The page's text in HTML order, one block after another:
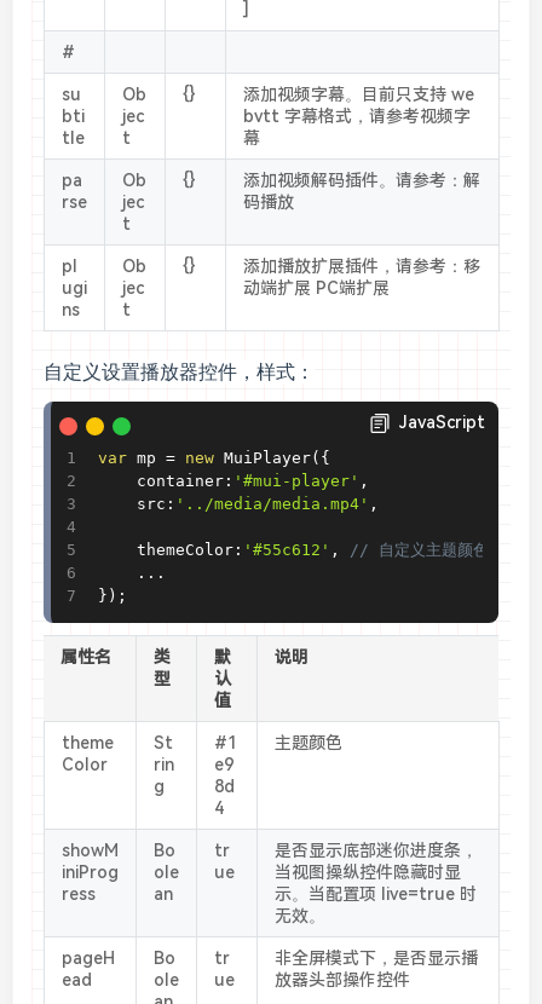
#
su
bti
tle
Ob
jec
t
{}
添加视频字幕。目前只支持 we
bvtt 字幕格式，请参考视频字
幕
pa
rse
Ob
jec
t
{}
添加视频解码插件。请参考：解
码播放
pl
ugi
ns
Ob
jec
t
{}
添加播放扩展插件，请参考：移
动端扩展 PC端扩展
自定义设置播放器控件，样式：
JavaScript
var mp = new MuiPlayer( {
    container
: '#mui-player' ,
    src
: '../media/media.mp4' ,
    themeColor
: '#55c612' ,
// 自定义主题颜色
. . .
} ) ;
属性名
类
型
默
认
值
说明
theme
Color
St
rin
g
#1
e9
8d
4
主题颜色
showM
iniProg
ress
Bo
ole
an
tr
ue
是否显示底部迷你进度条，
当视图操纵控件隐藏时显
示。当配置项 live=true 时
无效。
pageH
ead
Bo
ole
tr
ue
非全屏模式下，是否显示播
放器头部操作控件